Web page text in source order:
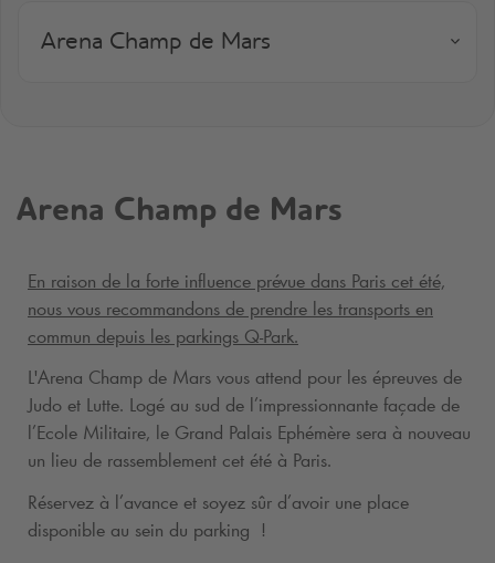
Arena Champ de Mars
Arena Champ de Mars
En raison de la forte influence prévue dans Paris cet été,
nous vous recommandons de prendre les transports en
commun depuis les parkings Q-Park.
L'Arena Champ de Mars vous attend pour les épreuves de
Judo et Lutte. Logé au sud de l’impressionnante façade de
l’Ecole Militaire, le Grand Palais Ephémère sera à nouveau
un lieu de rassemblement cet été à Paris.
Réservez à l’avance et soyez sûr d’avoir une place
disponible au sein du parking !